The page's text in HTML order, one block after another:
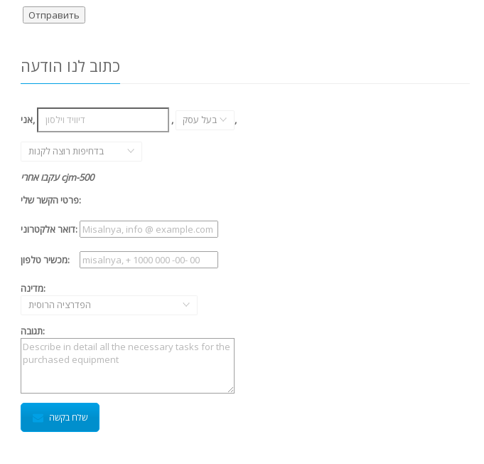
כתוב לנו הודעה
אני, , בעל עסק ,
בדחיפות רוצה לקנות
עקבו אחרי cjm-500
פרטי הקשר שלי:
דואר אלקטרוני:
מכשיר טלפון:
מדינה:
הפדרציה הרוסית
תגובה:
שלח בקשה